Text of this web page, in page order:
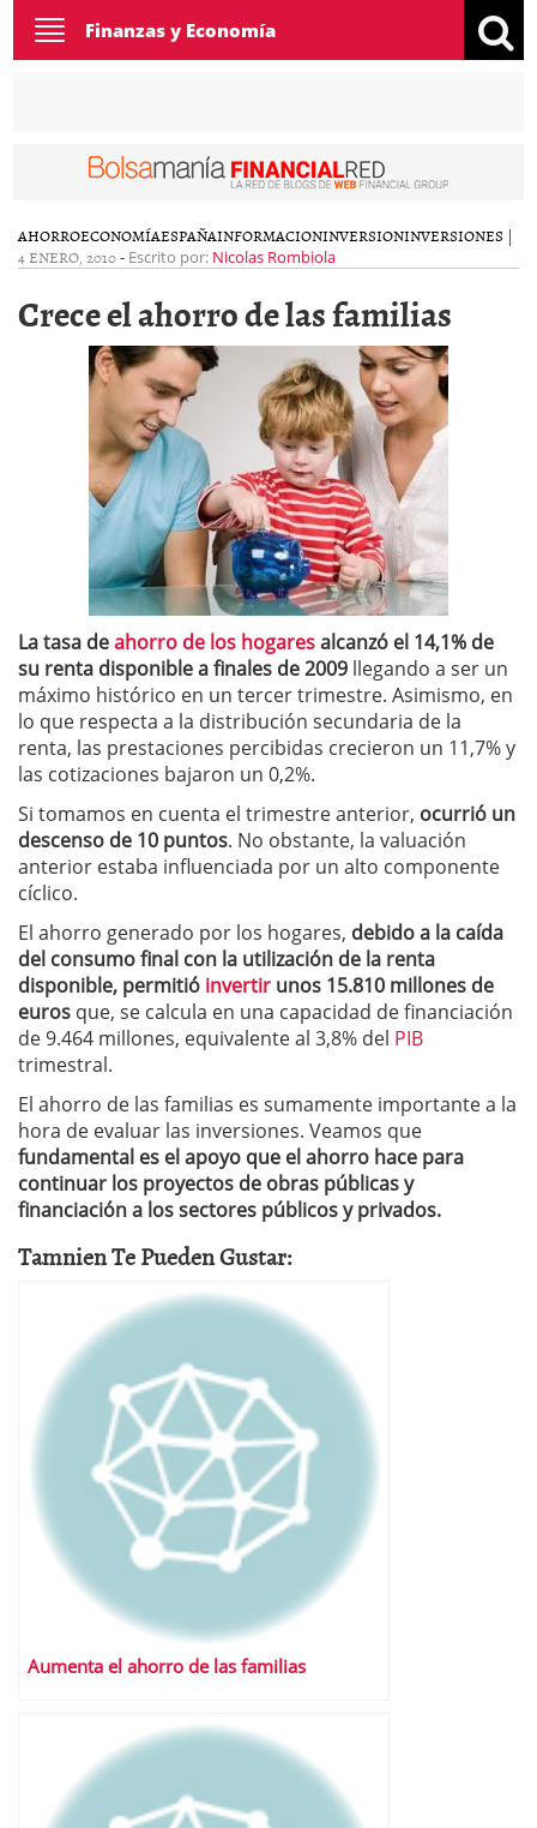
Toggle
navigation
Finanzas y Economía
AHORROECONOMÍAESPAÑAINFORMACIONINVERSIONINVERSIONES |
4 ENERO, 2010- Escrito por: Nicolas Rombiola
Crece el ahorro de las familias
La tasa deahorro de los hogaresalcanzó el 14,1% de
su renta disponible a finales de 2009 llegando a ser un
máximo histórico en un tercer trimestre. Asimismo, en
lo que respecta a la distribución secundaria de la
renta, las prestaciones percibidas crecieron un 11,7% y
las cotizaciones bajaron un 0,2%.
Si tomamos en cuenta el trimestre anterior, ocurrió un
descenso de 10 puntos. No obstante, la valuación
anterior estaba influenciada por un alto componente
cíclico.
El ahorro generado por los hogares, debido a la caída
del consumo final con la utilización de la renta
disponible, permitió invertir unos 15.810 millones de
euros que, se calcula en una capacidad de financiación
de 9.464 millones, equivalente al 3,8% del PIB
trimestral.
El ahorro de las familias es sumamente importante a la
hora de evaluar las inversiones. Veamos que
fundamental es el apoyo que el ahorro hace para
continuar los proyectos de obras públicas y
financiación a los sectores públicos y privados.
Tamnien Te Pueden Gustar:
Aumenta el ahorro de las familias